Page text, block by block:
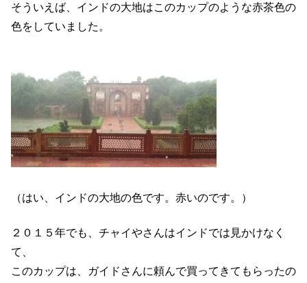
そういえば、インドの大地はこのカップのような赤茶色の
色をしていました。
（はい、インドの大地の色です。赤いのです。）
２０１５年でも、チャイやさんはインドでは見かけなく
て、
このカップは、ガイドさんに頼んで買ってきてもらったの